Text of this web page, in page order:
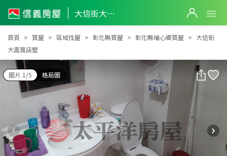
大信街大面寬店墅
大信街大面寬店墅
首頁 買屋 區域找屋 彰化縣買屋 彰化縣埔心鄉買屋
大信街
大面寬店墅
圖片 1/5 格局圖